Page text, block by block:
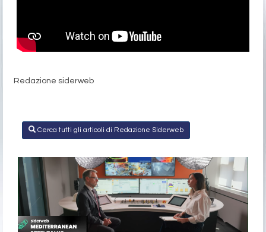
Redazione siderweb
Cerca tutti gli articoli di Redazione Siderweb